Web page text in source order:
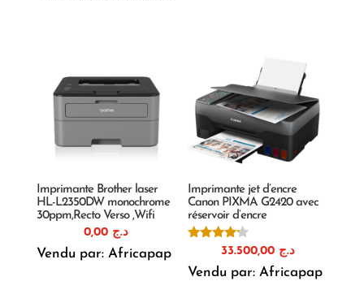
Imprimante Brother laser
HL-L2350DW monochrome
30ppm,Recto Verso ,Wifi
د.ج
Vendu par: Africapap
Imprimante jet d’encre
Canon PIXMA G2420 avec
réservoir d’encre
sur 5
د.ج 33.500,00
Vendu par: Africapap